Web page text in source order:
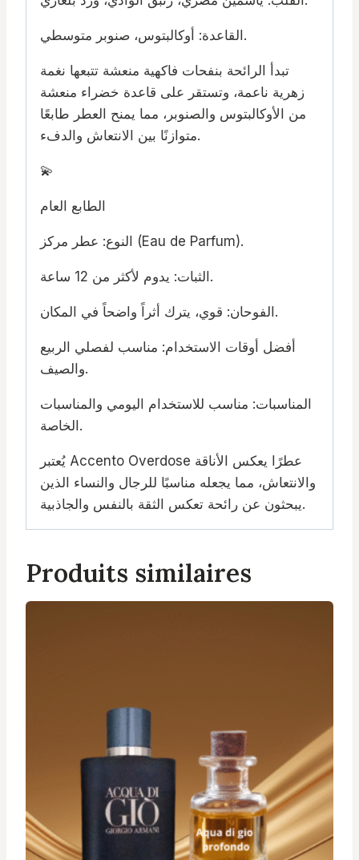
القاعدة: أوكالبتوس، صنوبر متوسطي.
تبدأ الرائحة بنفحات فاكهية منعشة تتبعها نغمة
زهرية ناعمة، وتستقر على قاعدة خضراء منعشة
من الأوكالبتوس والصنوبر، مما يمنح العطر طابعًا
متوازنًا بين الانتعاش والدفء.
💫
الطابع العام
النوع: عطر مركز (Eau de Parfum).
الثبات: يدوم لأكثر من 12 ساعة.
الفوحان: قوي، يترك أثراً واضحاً في المكان.
أفضل أوقات الاستخدام: مناسب لفصلي الربيع
والصيف.
المناسبات: مناسب للاستخدام اليومي والمناسبات
الخاصة.
يُعتبر Accento Overdose عطرًا يعكس الأناقة
والانتعاش، مما يجعله مناسبًا للرجال والنساء الذين
يبحثون عن رائحة تعكس الثقة بالنفس والجاذبية.
Produits similaires